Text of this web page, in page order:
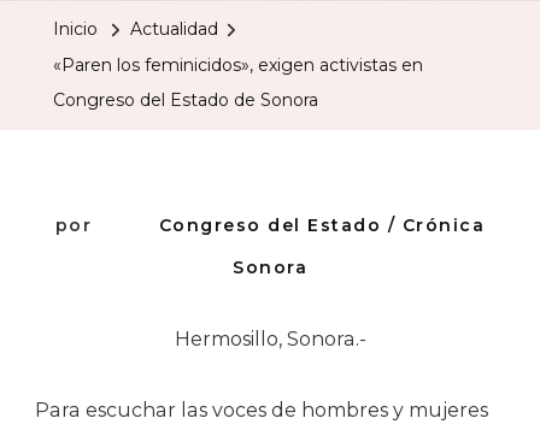
Estado
Inicio
Actualidad
«Paren los feminicidos», exigen activistas en
Congreso del Estado de Sonora
por
Congreso del Estado / Crónica
Sonora
Hermosillo, Sonora.-
Para escuchar las voces de hombres y mujeres